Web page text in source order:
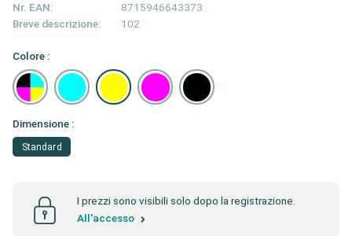
Nr. EAN:
8715946643373
Breve descrizione:
102
Colore :
Dimensione :
Standard
I prezzi sono visibili solo dopo la registrazione.
All'accesso